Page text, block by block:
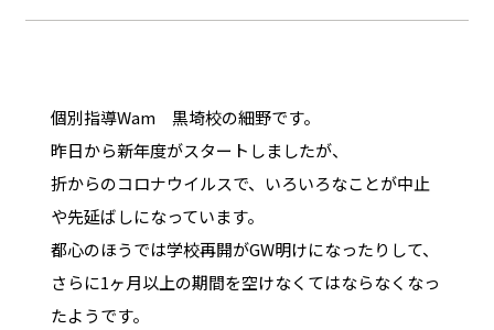
個別指導Wam 黒埼校の細野です。
昨日から新年度がスタートしましたが、
折からのコロナウイルスで、いろいろなことが中止
や先延ばしになっています。
都心のほうでは学校再開がGW明けになったりして、
さらに1ヶ月以上の期間を空けなくてはならなくなっ
たようです。